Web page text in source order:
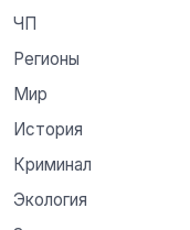
ЧП
Регионы
Мир
История
Криминал
Экология